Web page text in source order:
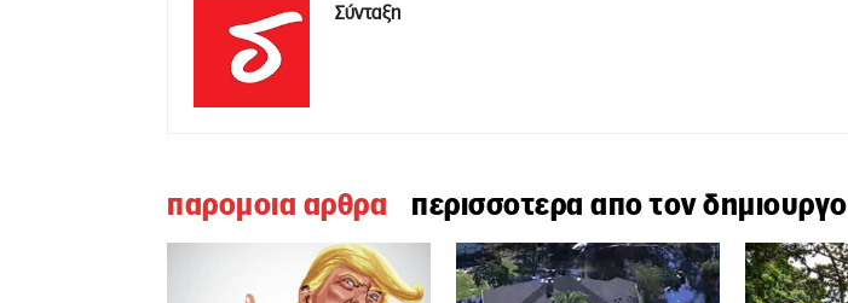
Σύνταξη
παρομοια αρθρα περισσοτερα απο τον δημιουργο